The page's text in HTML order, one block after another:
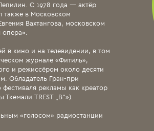
С 1978 года — актёр
также в Московском
Вахтангова, московском
в кино и на телевидении, в том
журнале «Фитиль»,
и режиссёром около десяти
Обладатель Гран-при
рекламы как креатор
TREST „B“»).
«голосом» радиостанции